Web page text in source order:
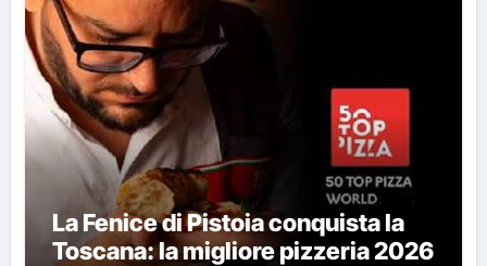
La Fenice di Pistoia conquista la
Toscana: la migliore pizzeria 2026